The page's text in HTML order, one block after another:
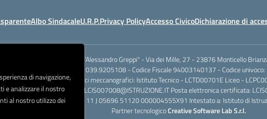
di navigazione,
e analizzare il nostro
al nostro utilizzo dei
Albo SindacaleU.R.P.Privacy PolicyAccesso CivicoDichiarazione di
I.I.S.S. "Alessandro Greppi" - Via dei Mille, 27 - 23876 Monticello
Tel 039.9205701 / 039.9205108 - Codice Fiscale 94003140137 - Codice univoco:
Codici meccanografici: Istituto Tecnico - LCTD00701E Liceo -
Posta elettronica ordinaria: LCIS007008@ISTRUZIONE.IT Posta elettronica certificata:
Banca Popolare di Sondrio IT 11 J 05696 51120 000004555X91 Intestato a: Istituto di
Partner tecnologicoCreative Software Lab S.r.l.